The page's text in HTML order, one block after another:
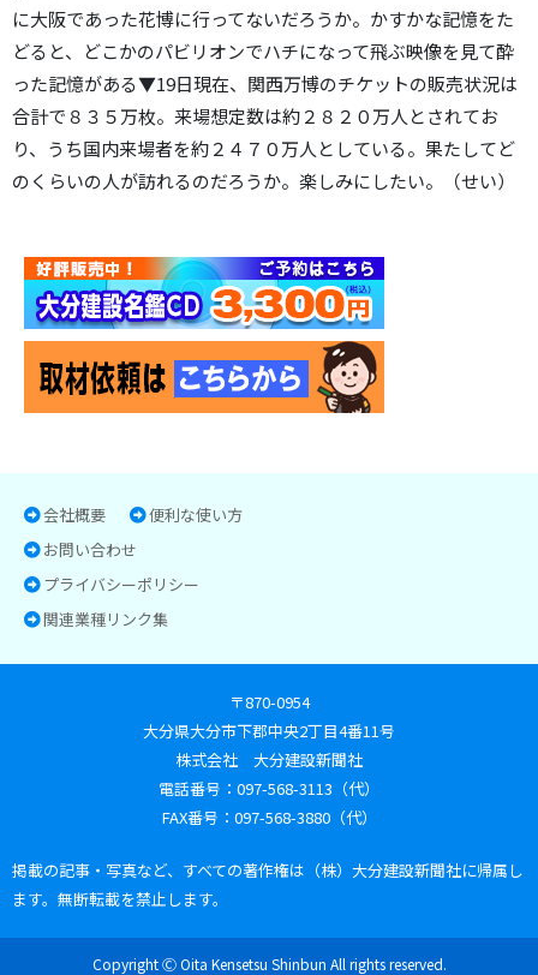
に大阪であった花博に行ってないだろうか。かすかな記憶をた
どると、どこかのパビリオンでハチになって飛ぶ映像を見て酔
った記憶がある▼19日現在、関西万博のチケットの販売状況は
合計で８３５万枚。来場想定数は約２８２０万人とされてお
り、うち国内来場者を約２４７０万人としている。果たしてど
のくらいの人が訪れるのだろうか。楽しみにしたい。（せい）
会社概要
便利な使い方
お問い合わせ
プライバシーポリシー
関連業種リンク集
〒870-0954
大分県大分市下郡中央2丁目4番11号
株式会社 大分建設新聞社
電話番号：097-568-3113（代）
FAX番号：097-568-3880（代）
掲載の記事・写真など、すべての著作権は（株）大分建設新聞社に帰属し
ます。無断転載を禁止します。
Copyright Ⓒ Oita Kensetsu Shinbun All rights reserved.